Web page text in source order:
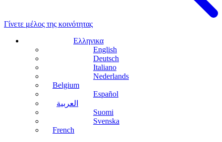
Γίνετε μέλος της κοινότητας
Ελληνικα
English
Deutsch
Italiano
Nederlands
Belgium
Español
العربية
Suomi
Svenska
French